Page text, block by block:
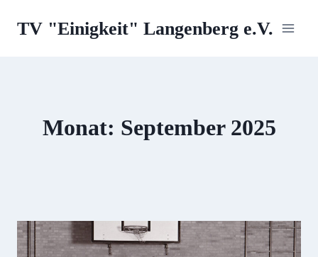
InhaltTV "Einigkeit" Langenberg e.V.
Monat: September 2025